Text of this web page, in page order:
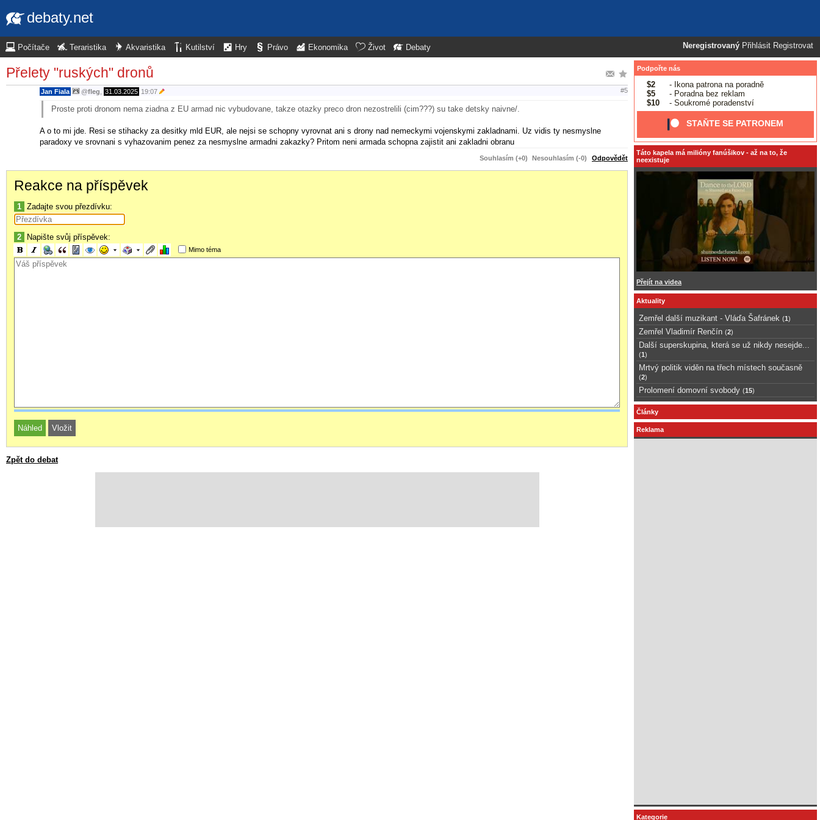
debaty.net
Neregistrovaný Přihlásit Registrovat
Počítače Teraristika Akvaristika Kutilství Hry Právo Ekonomika Život Debaty
Přelety "ruských" dronů
Jan Fiala @fleg 31.03.2025 19:07 #5
Proste proti dronom nema ziadna z EU armad nic vybudovane, takze otazky preco dron nezostrelili (cim???) su take detsky naivne/.
A o to mi jde. Resi se stihacky za desitky mld EUR, ale nejsi se schopny vyrovnat ani s drony nad nemeckymi vojenskymi zakladnami. Uz vidis ty nesmyslne
paradoxy ve srovnani s vyhazovanim penez za nesmyslne armadni zakazky? Pritom neni armada schopna zajistit ani zakladni obranu
Souhlasím (+0) Nesouhlasím (-0) Odpovědět
Reakce na příspěvek
1 Zadajte svou přezdívku:
2 Napište svůj příspěvek:
Mimo téma
Zpět do debat
Podpořte nás
$2
- Ikona patrona na poradně
$5
- Poradna bez reklam
$10
- Soukromé poradenství
STAŇTE SE PATRONEM
Táto kapela má milióny fanúšikov - až na to, že
neexistuje
Přejít na videa
Aktuality
Zemřel další muzikant - Vláďa Šafránek (1 )
Zemřel Vladimír Renčín (2)
Další superskupina, která se už nikdy nesejde...
(1 )
Mrtvý politik viděn na třech místech současně
(2)
Prolomení domovní svobody (15)
Články
Reklama
Kategorie